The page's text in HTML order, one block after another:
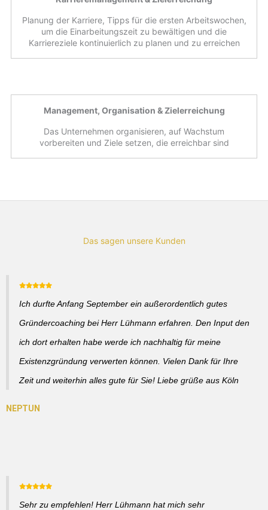
Planung der Karriere, Tipps für die ersten Arbeitswochen,
um die Einarbeitungszeit zu bewältigen und die
Karriereziele kontinuierlich zu planen und zu erreichen
Management, Organisation & Zielerreichung
Das Unternehmen organisieren, auf Wachstum
vorbereiten und Ziele setzen, die erreichbar sind
Das sagen unsere Kunden
Ich durfte Anfang September ein außerordentlich gutes
Gründercoaching bei Herr Lühmann erfahren. Den Input den
ich dort erhalten habe werde ich nachhaltig für meine
Existenzgründung verwerten können. Vielen Dank für Ihre
Zeit und weiterhin alles gute für Sie! Liebe grüße aus Köln
Sehr zu empfehlen! Herr Lühmann hat mich sehr